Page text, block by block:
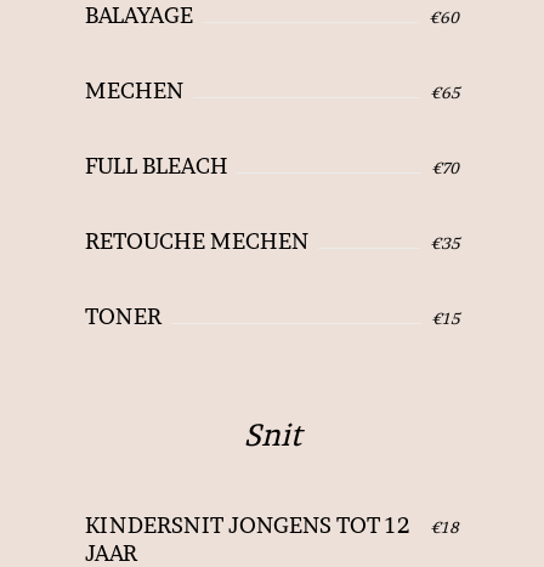
BALAYAGE €60
MECHEN €65
FULL BLEACH €70
RETOUCHE MECHEN €35
TONER €15
Snit
KINDERSNIT JONGENS TOT 12
JAAR
€18